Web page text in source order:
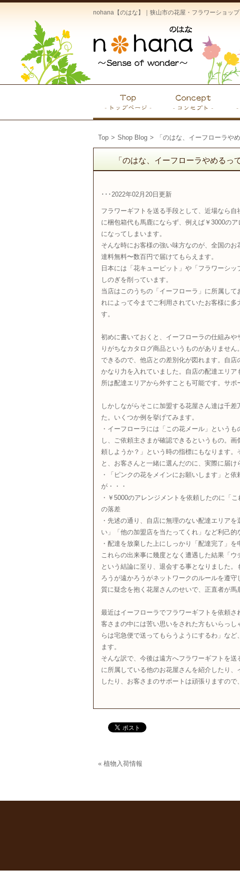
nohana【のはな】｜狭山市の花屋・フラワーショッ
Top > Shop Blog > 「のはな、イーフローラや
「のはな、イーフローラやめるっ
･･･2022年02月20日更新
フラワーギフトを送る手段として、近場なら
に梱包箱代も馬鹿にならず、例えば￥3000の
になってしまいます。
そんな時にお客様の強い味方なのが、全国の
達料無料〜数百円で届けてもらえます。
日本には「花キューピット」や「フラワーシ
しのぎを削っています。
当店はこのうちの「イーフローラ」に所属し
れによって今までご利用されていたお客様に
す。
初めに書いておくと、イーフローラの仕組み
りがちなカタログ商品というものがありませ
できるので、他店との差別化が図れます。自
かなり力を入れていました。自店の配達エリ
所は配達エリアから外すことも可能です。サ
しかしながらそこに加盟する花屋さん達は千
た。いくつか例を挙げてみます。
・イーフローラには「この花メール」という
し、ご依頼主さまが確認できるというもの。
頼しようか？」という時の指標にもなります。
と、お客さんと一緒に選んだのに、実際に届
・「ピンクの花をメインにお願いします」と
が・・・
・￥5000のアレンジメントを依頼したのに「
の落差
・先述の通り、自店に無理のない配達エリア
い」「他の加盟店を当たってくれ」など利己
・配達を放棄した上にしっかり「配達完了」
これらの出来事に幾度となく遭遇した結果「
という結論に至り、退会する事となりました
ろうが遠かろうがネットワークのルールを遵
質に疑念を抱く花屋さんのせいで、正直者が馬
最近はイーフローラでフラワーギフトを依頼
客さまの中には苦い思いをされた方もいらっ
らは宅急便で送ってもらうようにするわ」な
ます。
そんな訳で、今後は遠方へフラワーギフトを
に所属している他のお花屋さんを紹介したり
したり、お客さまのサポートは頑張りますので
« 植物入荷情報